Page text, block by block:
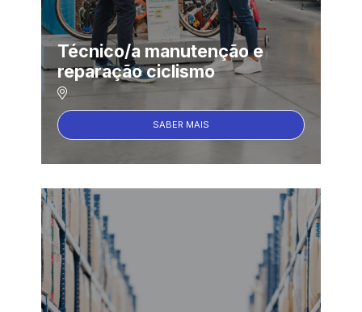
Técnico/a manutenção e
reparação ciclismo
SABER MAIS